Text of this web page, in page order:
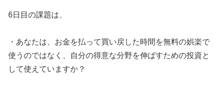
6日目の課題は、
・あなたは、お金を払って買い戻した時間を無料の娯楽で
使うのではなく、自分の得意な分野を伸ばすための投資と
して使えていますか？